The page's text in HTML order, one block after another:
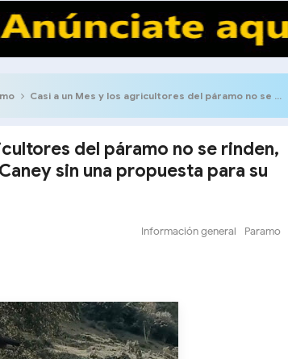
Casi a un Mes y los agricultores del páramo no se rinden, el puente del Sector el Caney sin una propuesta para su reparación
del páramo no se rinden,
sin una propuesta para su
Información general Paramo